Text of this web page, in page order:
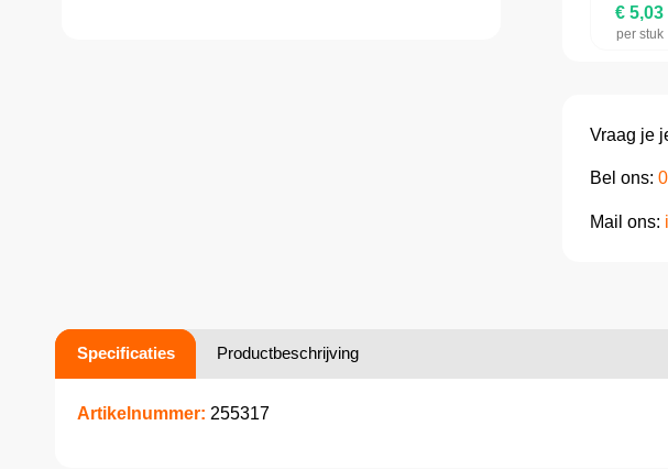
€ 5,03
per stuk
Vraag je
Bel ons:
Mail ons:
Specificaties Productbeschrijving
Artikelnummer: 255317